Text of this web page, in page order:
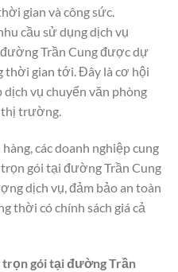
gian và công sức.
cầu sử dụng dịch vụ
Trần Cung được dự
thời gian tới. Đây là cơ hội
dịch vụ chuyển văn phòng
thị trường.
các doanh nghiệp cung
gói tại đường Trần Cung
dịch vụ, đảm bảo an toàn
thời có chính sách giá cả
trọn gói tại đường Trần